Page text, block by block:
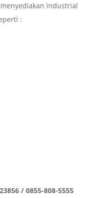
industrial
:
/ 0855-808-5555